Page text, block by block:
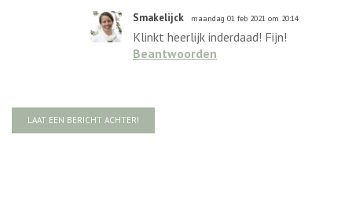
Smakelijck maandag 01 feb 2021 om 20:14
Klinkt heerlijk inderdaad! Fijn!
Beantwoorden
LAAT EEN BERICHT ACHTER!